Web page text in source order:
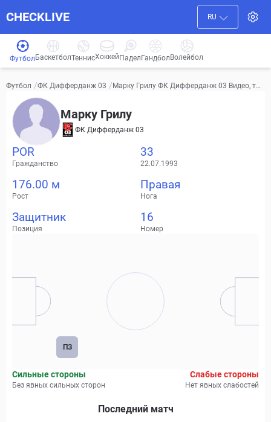
CHECKLIVE RU
Футбол БаскетболТеннисХоккей ПаделГандбол Волейбол
Футбол /ФК Дифферданж 03 /Марку Грилу ФК Дифферданж 03 Видео, тра
Марку Грилу
ФК Дифферданж 03
POR
Гражданство
33
22.07.1993
176.00 м
Рост
Правая
Нога
Защитник
Позиция
16
Номер
ПЗ
Сильные стороны
Без явных сильных сторон
Слабые стороны
Нет явных слабостей
Последний матч